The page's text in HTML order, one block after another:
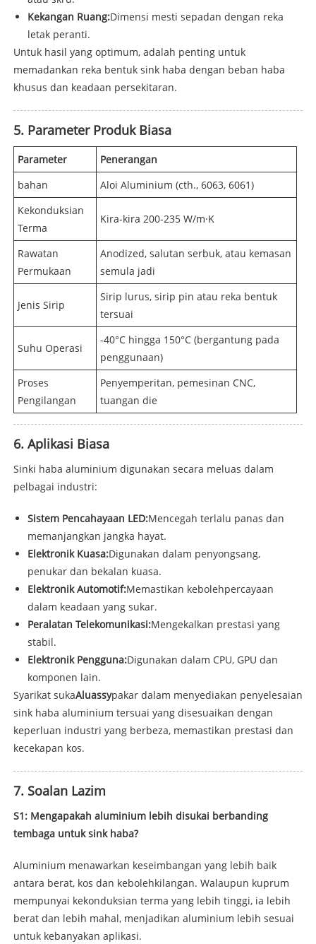
Kekangan Ruang:Dimensi mesti sepadan dengan reka
letak peranti.
Untuk hasil yang optimum, adalah penting untuk
memadankan reka bentuk sink haba dengan beban haba
khusus dan keadaan persekitaran.
5. Parameter Produk Biasa
Parameter
Penerangan
bahan
Aloi Aluminium (cth., 6063, 6061)
Kekonduksian
Terma
Kira-kira 200-235 W/m·K
Rawatan
Permukaan
Anodized, salutan serbuk, atau kemasan
semula jadi
Jenis Sirip
Sirip lurus, sirip pin atau reka bentuk
tersuai
Suhu Operasi
-40°C hingga 150°C (bergantung pada
penggunaan)
Proses
Pengilangan
Penyemperitan, pemesinan CNC,
tuangan die
6. Aplikasi Biasa
Sinki haba aluminium digunakan secara meluas dalam
pelbagai industri:
Sistem Pencahayaan LED:Mencegah terlalu panas dan
memanjangkan jangka hayat.
Elektronik Kuasa:Digunakan dalam penyongsang,
penukar dan bekalan kuasa.
Elektronik Automotif:Memastikan kebolehpercayaan
dalam keadaan yang sukar.
Peralatan Telekomunikasi:Mengekalkan prestasi yang
stabil.
Elektronik Pengguna:Digunakan dalam CPU, GPU dan
komponen lain.
Syarikat sukaAluassypakar dalam menyediakan penyelesaian
sink haba aluminium tersuai yang disesuaikan dengan
keperluan industri yang berbeza, memastikan prestasi dan
kecekapan kos.
7. Soalan Lazim
S1: Mengapakah aluminium lebih disukai berbanding
tembaga untuk sink haba?
Aluminium menawarkan keseimbangan yang lebih baik
antara berat, kos dan kebolehkilangan. Walaupun kuprum
mempunyai kekonduksian terma yang lebih tinggi, ia lebih
berat dan lebih mahal, menjadikan aluminium lebih sesuai
untuk kebanyakan aplikasi.